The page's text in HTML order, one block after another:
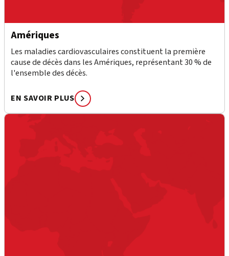
Amériques
Les maladies cardiovasculaires constituent la première
cause de décès dans les Amériques, représentant 30 % de
l'ensemble des décès.
EN SAVOIR PLUS